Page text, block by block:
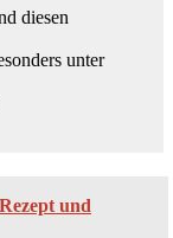
diesen
unter
und